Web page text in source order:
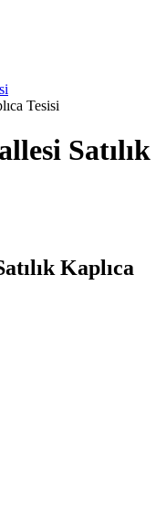
Tesisi
Satılık
Kaplıca